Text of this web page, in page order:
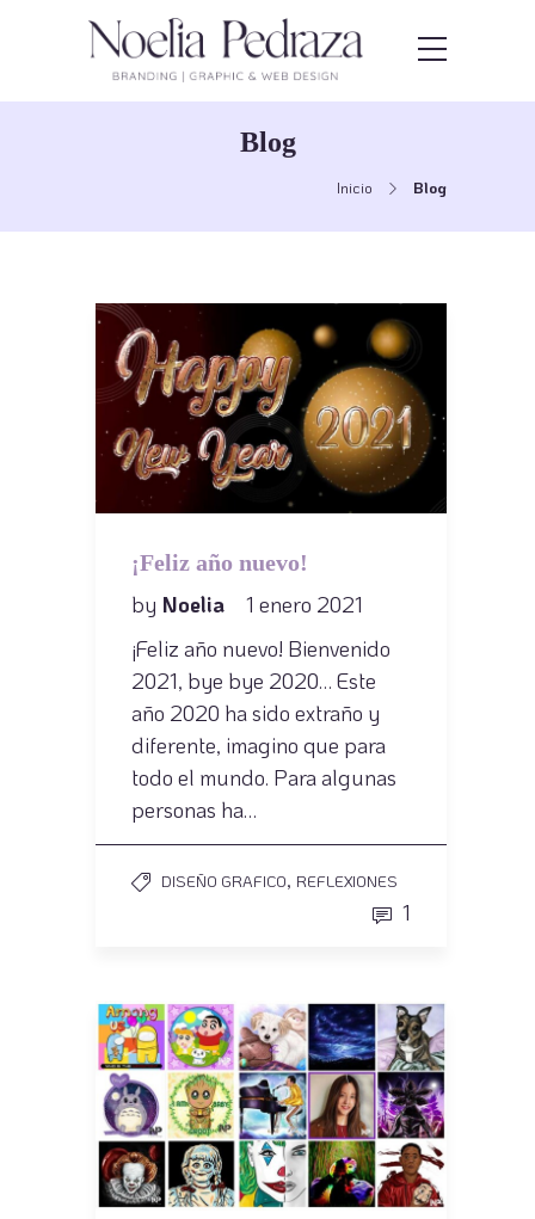
Blog
Inicio Blog
¡Feliz año nuevo!
by Noelia
1 enero 2021
¡Feliz año nuevo! Bienvenido
2021, bye bye 2020… Este
año 2020 ha sido extraño y
diferente, imagino que para
todo el mundo. Para algunas
personas ha…
DISEÑO GRAFICO, REFLEXIONES
1